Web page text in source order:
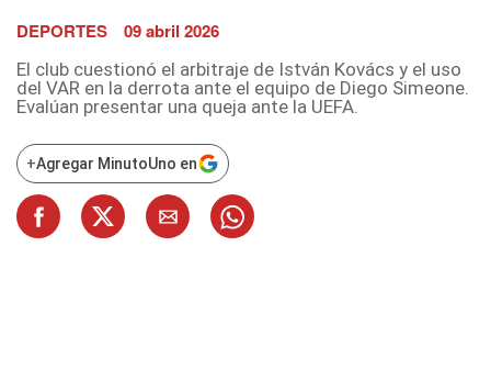
DEPORTES 09 abril 2026
El club cuestionó el arbitraje de István Kovács y el uso
del VAR en la derrota ante el equipo de Diego Simeone.
Evalúan presentar una queja ante la UEFA.
+Agregar MinutoUno en